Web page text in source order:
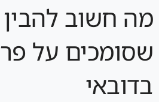
מה חשוב להבין
שסומכים על
בדובאי